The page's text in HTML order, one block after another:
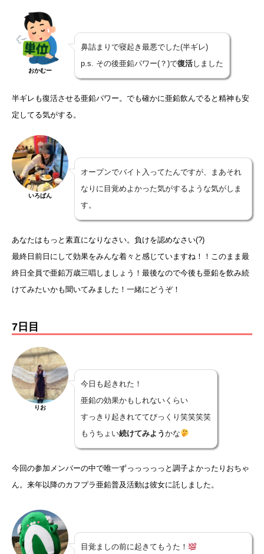
おかむー
鼻詰まりで寝起き最悪でした(半ギレ)
p.s. その後亜鉛パワー(？)で復活しました
半ギレも復活させる亜鉛パワー。でも確かに亜鉛飲んでると精神も安
定してる気がする。
いろぱん
オープンでバイト入ってたんですが、まあそれ
なりに目覚めよかった気がするような気がしま
す。
あなたはもっと素直になりなさい。負けを認めなさい(?)
最終日前日にして効果をみんな着々と感じていますね！！このまま最
終日全員で亜鉛万歳三唱しましょう！最後なので今後も亜鉛を飲み続
けてみたいかも聞いてみました！一緒にどうぞ！
7日目
りお
今日も起きれた！
亜鉛の効果かもしれないくらい
すっきり起きれててびっくり笑笑笑笑
もうちょい続けてみよう かな
今回の参加メンバーの中で唯一ずっっっっっと調子よかったりおちゃ
ん。来年以降のカフプラ亜鉛普及活動は彼女に託しました。
目覚ましの前に起きてもうた！